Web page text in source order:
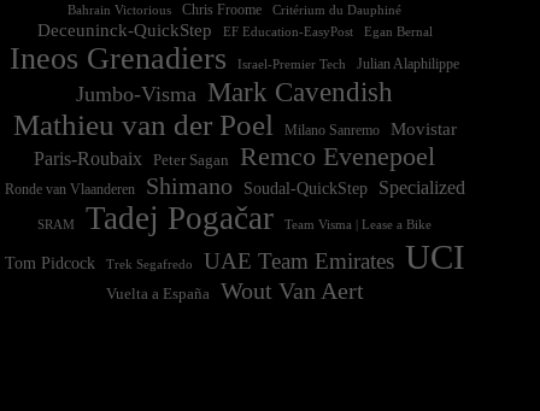
Bahrain Victorious Chris Froome Critérium du Dauphiné
Deceuninck-QuickStep EF Education-EasyPost Egan Bernal
Ineos Grenadiers Israel-Premier Tech Julian Alaphilippe
Jumbo-Visma Mark Cavendish
Mathieu van der Poel Milano Sanremo
Movistar
Paris-Roubaix
Peter Sagan Remco Evenepoel
Ronde van Vlaanderen Shimano Soudal-QuickStep Specialized
SRAM Tadej Pogačar Team Visma | Lease a Bike
Tom Pidcock Trek Segafredo UAE Team Emirates UCI
Vuelta a España Wout Van Aert